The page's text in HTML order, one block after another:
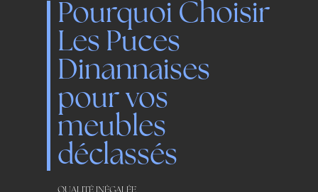
Pourquoi Choisir
Les Puces
Dinannaises
pour vos
meubles
déclassés